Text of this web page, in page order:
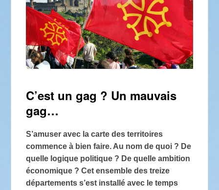
C’est un gag ? Un mauvais
gag…
S’amuser avec la carte des territoires
commence à bien faire. Au nom de quoi ? De
quelle logique politique ? De quelle ambition
économique ? Cet ensemble des treize
départements s’est installé avec le temps